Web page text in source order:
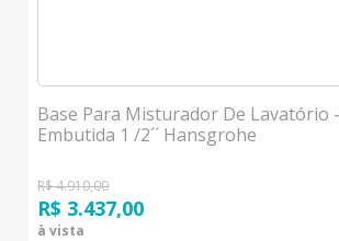
Base Para Misturador De Lavatório
Embutida 1 /2´´ Hansgrohe
R$ 4.910,00
R$ 3.437,00
à vista